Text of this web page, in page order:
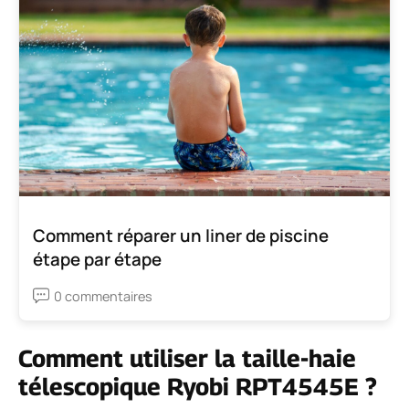
Comment réparer un liner de piscine
étape par étape
0 commentaires
Comment utiliser la taille-haie
télescopique Ryobi RPT4545E ?